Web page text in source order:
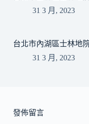
31 3 月, 2023
台北市內湖區士林地
31 3 月, 2023
發佈留言